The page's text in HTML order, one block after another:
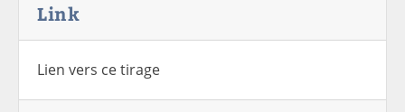
Link
Lien vers ce tirage